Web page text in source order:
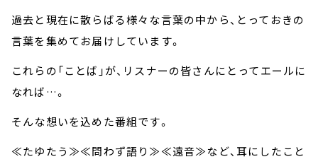
過去と現在に散らばる様々な言葉の中から、とっておきの
言葉を集めてお届けしています。
これらの「ことば」が、リスナーの皆さんにとってエールに
なれば…。
そんな想いを込めた番組です。
≪たゆたう≫≪問わず語り≫≪遠音≫など、耳にしたこと